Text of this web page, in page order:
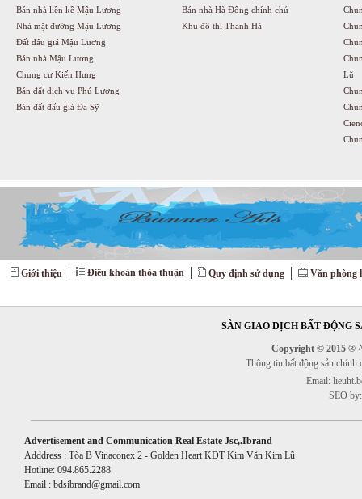
Bán nhà liền kề Mậu Lương
Nhà mặt đường Mậu Lương
Đất đấu giá Mậu Lương
Bán nhà Mậu Lương
Chung cư Kiến Hưng
Bán đất dịch vụ Phú Lương
Bán đất đấu giá Đa Sỹ
Bán nhà Hà Đông chính chủ
Khu đô thị Thanh Hà
Lũ
Giới thiệu Điều khoản thỏa thuận Quy định sử dụng Văn phòng
SÀN GIAO DỊCH BẤT ĐỘNG
Copyright © 2015 ®
Thông tin bất động sản
Email:
SEO
Advertisement and Communication Real Estate Jsc,.Ibrand
Adddress : Tòa B Vinaconex 2 - Golden Heart KĐT Kim Văn Kim Lũ
Hotline: 094.865.2288
Email : bdsibrand@gmail.com